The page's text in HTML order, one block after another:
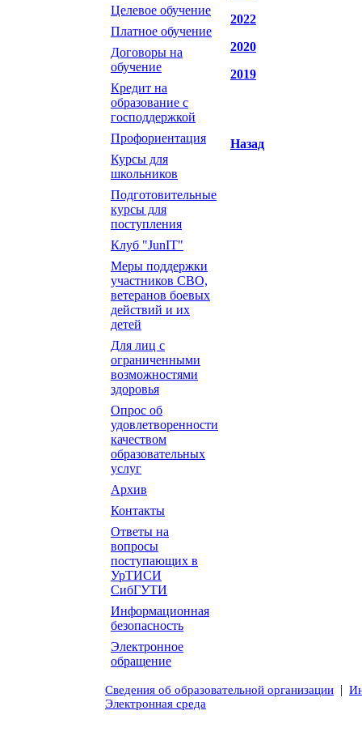
Целевое обучение
Платное обучение
Договоры на
обучение
Кредит на
образование с
господдержкой
Профориентация
Курсы для
школьников
Подготовительные
курсы для
поступления
Клуб "JunIT"
Меры поддержки
участников СВО,
ветеранов боевых
действий и их
детей
Для лиц с
ограниченными
возможностями
здоровья
Опрос об
удовлетворенности
качеством
образовательных
услуг
Архив
Контакты
Ответы на
вопросы
поступающих в
УрТИСИ
СибГУТИ
Информационная
безопасность
Электронное
обращение
2022
2020
2019
Назад
Сведения об образовательной организации |
Электронная среда